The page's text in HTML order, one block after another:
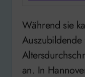
Während sie kaum Fachkräfte finden und
an. In